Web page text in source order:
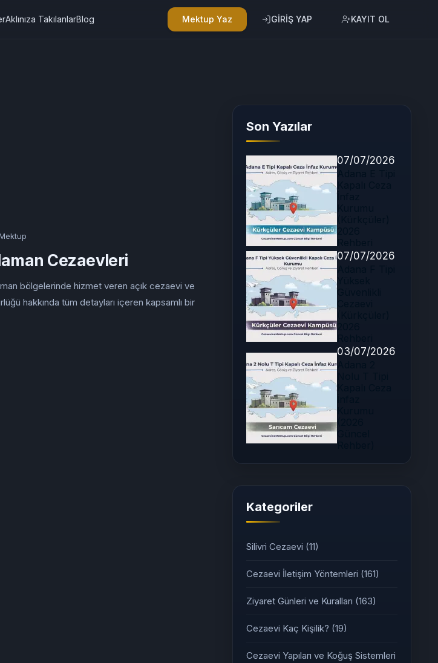
Aklınıza TakılanlarBlog Mektup Yaz GİRİŞ YAP KAYIT OL
Cezaevleri
bölgelerinde hizmet veren açık cezaevi ve
hakkında tüm detayları içeren kapsamlı bir
Son Yazılar
07/07/2026
07/07/2026
03/07/2026
Kategoriler
Silivri Cezaevi (11)
Cezaevi İletişim Yöntemleri (161)
Ziyaret Günleri ve Kuralları (163)
Cezaevi Kaç Kişilik? (19)
Cezaevi Yapıları ve Koğuş Sistemleri